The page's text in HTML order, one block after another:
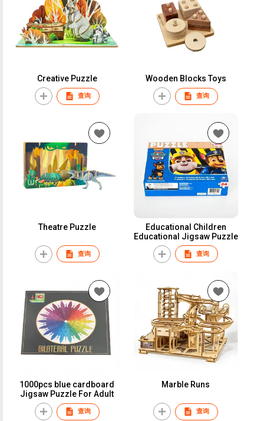
Creative Puzzle
查询
Wooden Blocks Toys
查询
Theatre Puzzle
查询
Educational Children
Educational Jigsaw Puzzle
查询
1000pcs blue cardboard
Jigsaw Puzzle For Adult
查询
Marble Runs
查询